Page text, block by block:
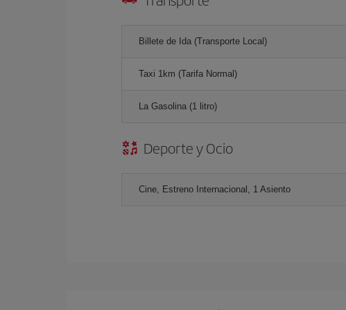
Billete de Ida (Transporte Local)
Taxi 1km (Tarifa Normal)
La Gasolina (1 litro)
Deporte y Ocio
Cine, Estreno Internacional, 1 Asiento